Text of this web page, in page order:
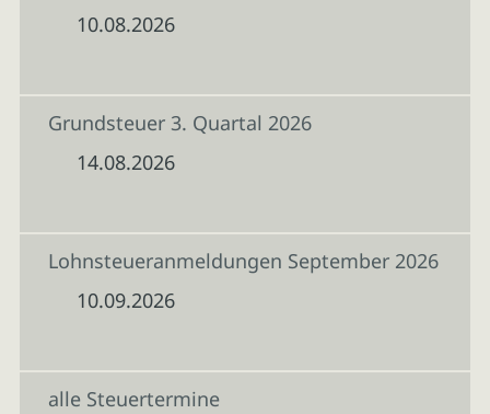
10.08.2026
Grundsteuer 3. Quartal 2026
14.08.2026
Lohnsteueranmeldungen September 2026
10.09.2026
alle Steuertermine